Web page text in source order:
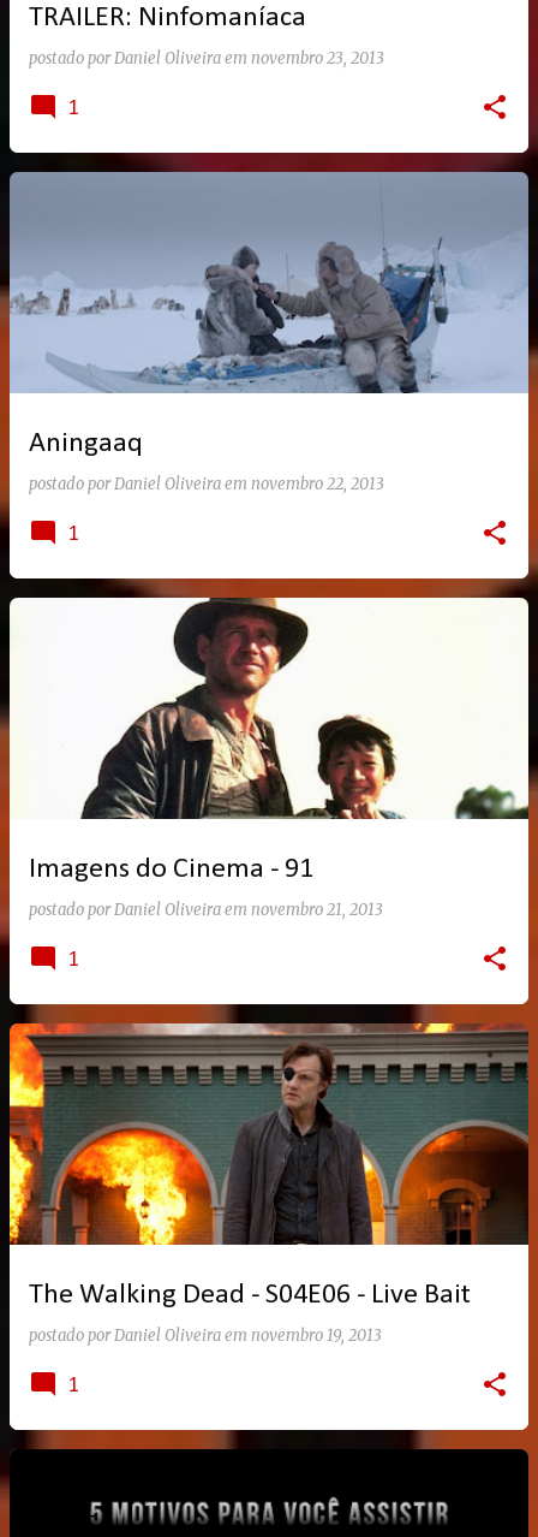
TRAILER: Ninfomaníaca
postado porDaniel Oliveiraem novembro 23, 2013
1
Aningaaq
postado porDaniel Oliveiraem novembro 22, 2013
1
Imagens do Cinema - 91
postado porDaniel Oliveiraem novembro 21, 2013
1
The Walking Dead - S04E06 - Live Bait
postado porDaniel Oliveiraem novembro 19, 2013
1